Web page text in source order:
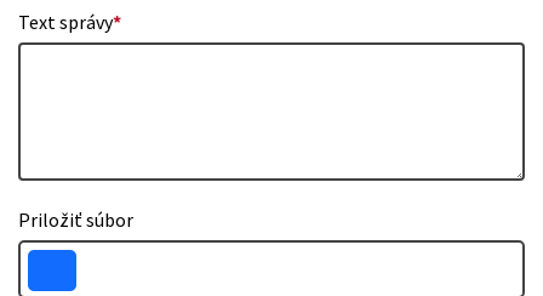
Text správy*
Priložiť súbor